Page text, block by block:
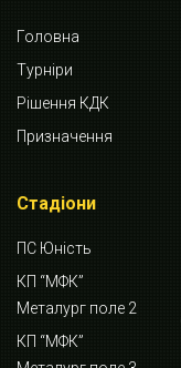
Головна
Турніри
Рішення КДК
Призначення
Стадіони
ПС Юність
КП “МФК”
Металург поле 2
КП “МФК”